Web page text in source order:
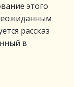
этого
рассказ
в